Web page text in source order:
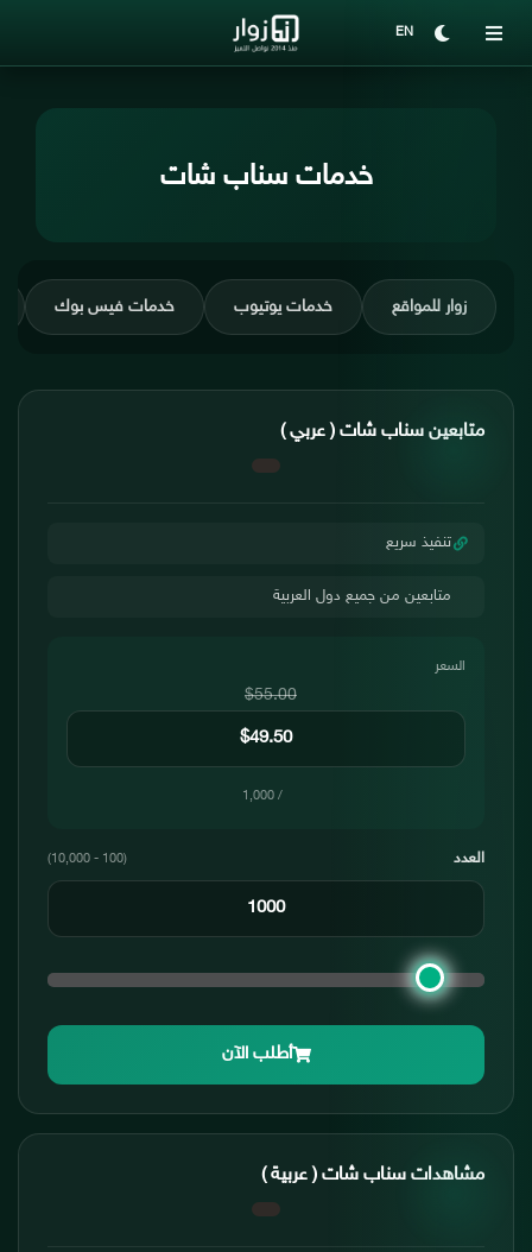
EN
خدمات سناب شات
زوار للمواقع خدمات يوتيوب خدمات فيس بوك
متابعين سناب شات ( عربي )
تنفيذ سريع
متابعين من جميع دول العربية
السعر
$55.00
/ 1,000
العدد (100 - 10,000)
أطلب الآن
مشاهدات سناب شات ( عربية )